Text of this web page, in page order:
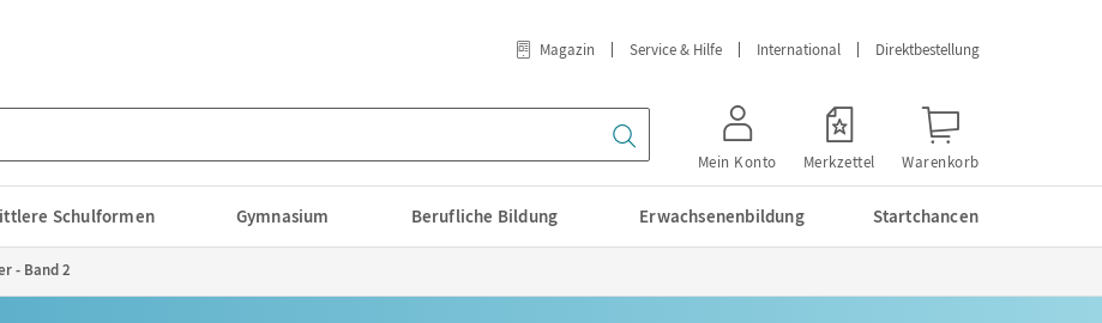
Magazin Service & Hilfe International Direktbestellung
Mein Konto Merkzettel Warenkorb
Schulformen Gymnasium Berufliche Bildung Erwachsenenbildung Startchancen
- Band 2